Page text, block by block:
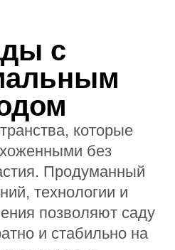
и
саду
и стабильно на
лет.